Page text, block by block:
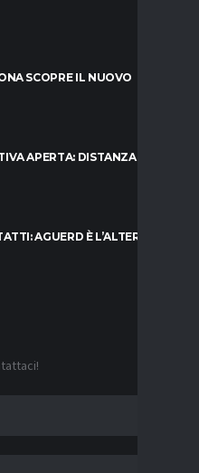
SCOPRE IL NUOVO
APERTA: DISTANZA DI 5
AGUERD È L’ALTERNATIVA